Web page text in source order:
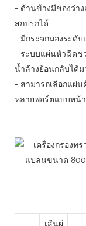
- ด้านข้างมีช่องว่า
สกปรกได้
- มีกระจกมองระดับ
- ระบบแผ่นหัวฉีดช่
น้ำล้างย้อนกลับได้ม
- สามารถเลือกแผ่
หลายพอร์ตแบบหน้
เส้นผ่